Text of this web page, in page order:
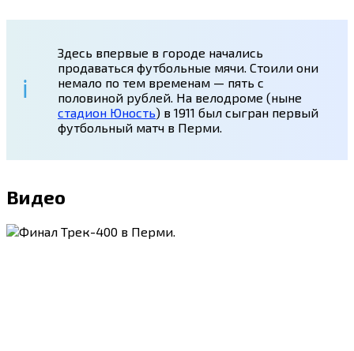
Здесь впервые в городе начались
продаваться футбольные мячи. Стоили они
немало по тем временам — пять с
половиной рублей. На велодроме (ныне
стадион Юность) в 1911 был сыгран первый
футбольный матч в Перми.
Видео